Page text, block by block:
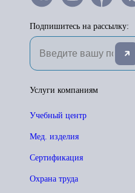
Подпишитесь на рассылку:
Услуги компаниям
Учебный центр
Мед. изделия
Сертификация
Охрана труда